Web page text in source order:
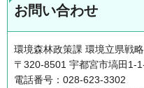
お問い合わせ
環境森林政策課 環境立県戦
〒320-8501 宇都宮市塙田
電話番号：028-623-3302